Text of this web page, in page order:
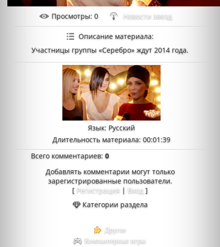
Просмотры: 0 Новости звезд
Описание материала:
Участницы группы «Серебро» ждут 2014 года.
Язык: Русский
Длительность материала: 00:01:39
Всего комментариев:0
Добавлять комментарии могут только
зарегистрированные пользователи.
[ Регистрация | Вход ]
Категории раздела
Другое
Компьютерные игры